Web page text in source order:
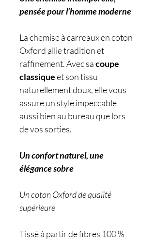
pensée pour l’homme moderne
La chemise à carreaux en coton
Oxford allie tradition et
raffinement. Avec sacoupe
classiqueet son tissu
naturellement doux, elle vous
assure un style impeccable
aussi bien au bureau que lors
de vos sorties.
Un confort naturel, une
élégance sobre
Un coton Oxford de qualité
supérieure
Tissé à partir de fibres 100 %